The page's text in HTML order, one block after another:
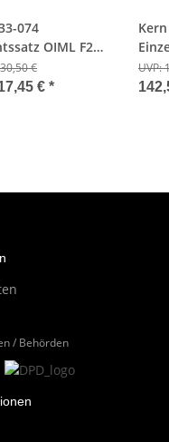
074
OIML F2
- 0,001/2000g -
€
€ *
Form
UVP:
/ Behörden